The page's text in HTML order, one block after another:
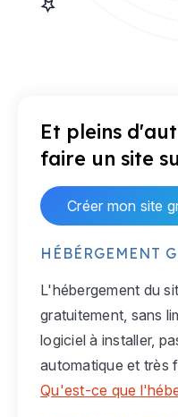
Et pleins
faire un site
Créer mon site
HÉBÉRGEMENT
L'hébergement du
gratuitement, sans
logiciel à installer,
automatique et très
Qu'est-ce que